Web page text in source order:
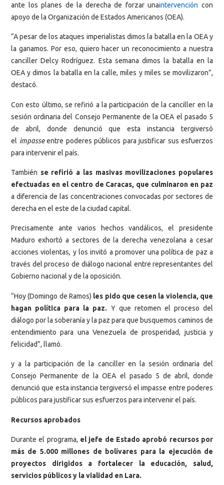
ante los planes de la derecha de forzar unaintervención con
apoyo de la Organización de Estados Americanos (OEA).
“A pesar de los ataques imperialistas dimos la batalla en la OEA y
la ganamos. Por eso, quiero hacer un reconocimiento a nuestra
canciller Delcy Rodríguez. Esta semana dimos la batalla en la
OEA y dimos la batalla en la calle, miles y miles se movilizaron”,
destacó.
Con esto último, se refirió a la participación de la canciller en la
sesión ordinaria del Consejo Permanente de la OEA el pasado 5
de abril, donde denunció que esta instancia tergiversó
el impasseentre poderes públicos para justificar sus esfuerzos
para intervenir el país.
También se refirió a las masivas movilizaciones populares
efectuadas en el centro de Caracas, que culminaron en paz
a diferencia de las concentraciones convocadas por sectores de
derecha en el este de la ciudad capital.
Precisamente ante varios hechos vandálicos, el presidente
Maduro exhortó a sectores de la derecha venezolana a cesar
acciones violentas, y los invitó a promover una política de paz a
través del proceso de diálogo nacional entre representantes del
Gobierno nacional y de la oposición.
“Hoy (Domingo de Ramos) les pido que cesen la violencia, que
hagan política para la paz. Y que retomen el proceso del
diálogo por la soberanía y la paz para que busquemos caminos de
entendimiento para una Venezuela de prosperidad, justicia y
felicidad”, llamó.
y a la participación de la canciller en la sesión ordinaria del
Consejo Permanente de la OEA el pasado 5 de abril, donde
denunció que esta instancia tergiversó el impasse entre poderes
públicos para justificar sus esfuerzos para intervenir el país.
Recursos aprobados
Durante el programa, el jefe de Estado aprobó recursos por
más de 5.000 millones de bolívares para la ejecución de
proyectos dirigidos a fortalecer la educación, salud,
servicios públicos y la vialidad en Lara.